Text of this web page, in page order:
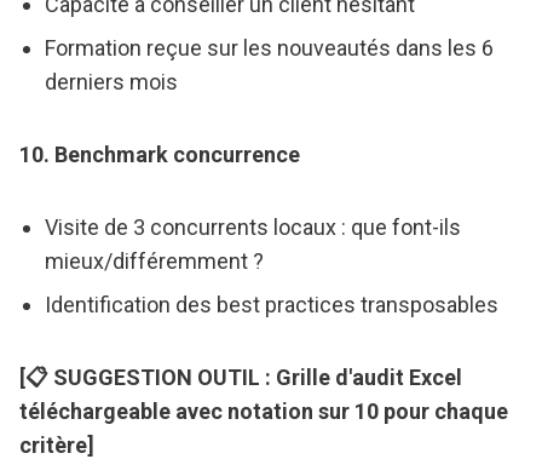
Formation reçue sur les nouveautés dans les 6
derniers mois
10. Benchmark concurrence
Visite de 3 concurrents locaux : que font-ils
mieux/différemment ?
Identification des best practices transposables
[📋 SUGGESTION OUTIL : Grille d'audit Excel
téléchargeable avec notation sur 10 pour chaque
critère]